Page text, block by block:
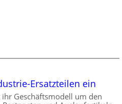
Ersatzteilen ein
Geschäftsmodell um den